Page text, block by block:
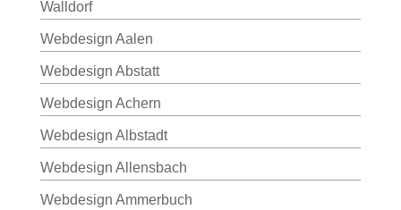
Walldorf
Webdesign Aalen
Webdesign Abstatt
Webdesign Achern
Webdesign Albstadt
Webdesign Allensbach
Webdesign Ammerbuch